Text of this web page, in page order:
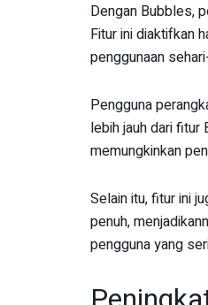
Dengan Bubbles,
Fitur ini diaktifkan
penggunaan
Pengguna
lebih jauh dari fitur
memungkinkan
Selain itu, fitur ini
penuh,
pengguna yang